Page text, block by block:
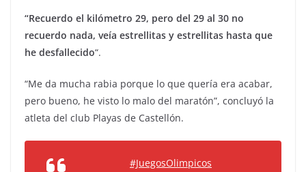
“Recuerdo el kilómetro 29, pero del 29 al 30 no
recuerdo nada, veía estrellitas y estrellitas hasta que
he desfallecido“.
“Me da mucha rabia porque lo que quería era acabar,
pero bueno, he visto lo malo del maratón”, concluyó la
atleta del club Playas de Castellón.
#JuegosOlimpicos